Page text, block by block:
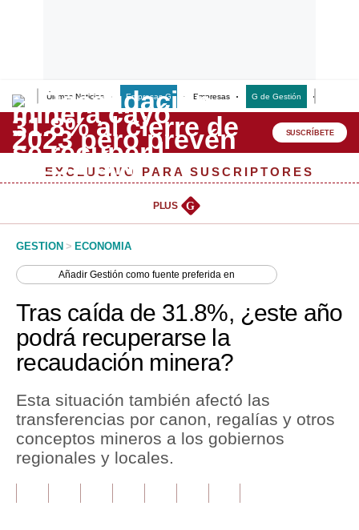
Últimas Noticias Empresas G Empresas G de Gestión
Lo último
Peru Quiosco
Management & Empleo
Perú
Política
Finanzas Personales
Inmobiliarias
Plus G
SUSCRÍBETE
EXCLUSIVO PARA SUSCRIPTORES
PLUS G
GESTION > ECONOMIA
AñadirGestión como fuente preferida en
Tras caída de 31.8%, ¿este año
podrá recuperarse la
recaudación minera?
Esta situación también afectó las
transferencias por canon, regalías y otros
conceptos mineros a los gobiernos
regionales y locales.